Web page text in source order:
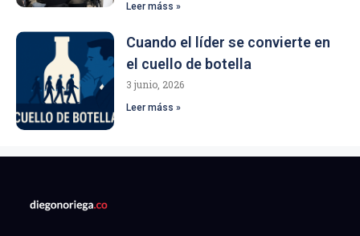
Leer máss »
Cuando el líder se convierte en
el cuello de botella
3 junio, 2026
Leer máss »